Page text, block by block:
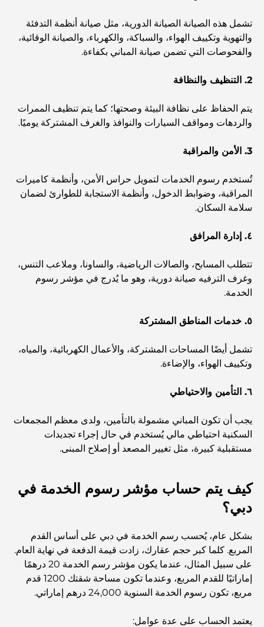
المستشفيات الحكومية في دبي: رعاية صحية شاملة للجميع
أفضل المدارس القريبة من داماك هيلز 2: دليل للعائلات
اكتشف ممشى نخلة جميرا: جولة بين الفخامة والإطلالات الخلابة
أفضل المناطق للسكن في دبي مع العائلة: اكتشف أفضل
فنادق الخمس نجوم في دبي: فخامة لا مثيل لها لكل مسافر
أشياء يمكنك القيام بها في وسط مدينة دبي: دليلك الشامل
أفضل أماكن الإفطار في دبي: أفضل 7 أماكن لا تُضاهى لتجربة
إفطار رمضاني لا يُنسى
مطاعم دبي الحائزة على نجمة ميشلان: جولة مغامرة لعشاق
استكشاف مطاعم جميرا جولف إستيتس: دليل الطهي
Dubai Horse Racing: Where Tradition Meets
تشمل هذه الصيانة الصيانة الدورية، مثل صيانة أنظمة التدفئة
والتهوية وتكييف الهواء، والسباكة، والكهرباء، والصيانة الوقائية،
والفحوصات التي تضمن صيانة المباني بكفاءة.
2. التنظيف والنظافة
يتم الحفاظ على نظافة البيئة وصحتها؛ كما يتم تنظيف الممرات
والردهات ومواقف السيارات والنوافذ والغرف المشتركة يوميًا.
3. الأمن والمراقبة
تُستخدم رسوم الخدمات لتمويل حراس الأمن، وأنظمة كاميرات
المراقبة، وضوابط الدخول، وأنظمة الاستجابة للطوارئ لضمان
سلامة السكان.
٤. إدارة المرافق
تتطلب المسابح، والصالات الرياضية، والساونا، وملاعب التنس،
وغرف الترفيه صيانة دورية، وهو ما يُدرج في مؤشر رسوم
الخدمة.
٥. خدمات المناطق المشتركة
تشمل أيضًا المساحات المشتركة، والأعمال الكهربائية، والمياه،
وتكييف الهواء، والإضاءة.
٦. التأمين والاحتياطي
يجب أن تكون المباني مشمولة بالتأمين، ولدى معظم المجمعات
السكنية احتياطي مالي يُستخدم في حال إجراء تجديدات
مستقبلية كبيرة، مثل تغيير المصعد أو إصلاح المبنى.
كيف يتم حساب مؤشر رسوم الخدمة في
دبي؟
بشكل عام، يُحسب رسم الخدمة في دبي على أساس القدم
المربع. كلما كبر حجم عقارك، زادت قيمة الدفعة في نهاية العام.
على سبيل المثال، عندما يكون مؤشر رسم الخدمة 20 درهمًا
إماراتيًا للقدم المربع، وعندما تكون مساحة شقتك 1200 قدم
مربع، تكون رسوم الخدمة السنوية 24,000 درهم إماراتي.
يعتمد الحساب على عدة عوامل: